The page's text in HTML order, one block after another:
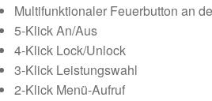
Multifunktionaler Feuerbutton an
5-Klick An/Aus
4-Klick Lock/Unlock
3-Klick Leistungswahl
2-Klick Menü-Aufruf